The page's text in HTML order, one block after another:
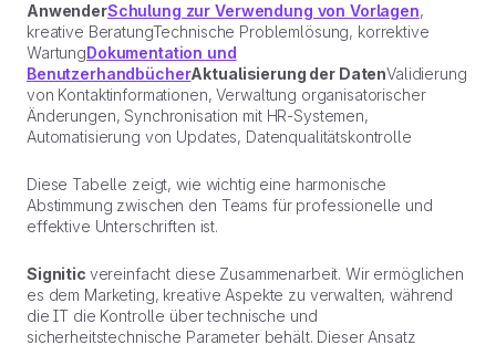
AnwenderSchulung zur Verwendung von Vorlagen,
kreative BeratungTechnische Problemlösung, korrektive
WartungDokumentation und
BenutzerhandbücherAktualisierung der DatenValidierung
von Kontaktinformationen, Verwaltung organisatorischer
Änderungen, Synchronisation mit HR-Systemen,
Automatisierung von Updates, Datenqualitätskontrolle
Diese Tabelle zeigt, wie wichtig eine harmonische
Abstimmung zwischen den Teams für professionelle und
effektive Unterschriften ist.
Signitic vereinfacht diese Zusammenarbeit. Wir ermöglichen
es dem Marketing, kreative Aspekte zu verwalten, während
die IT die Kontrolle über technische und
sicherheitstechnische Parameter behält. Dieser Ansatz